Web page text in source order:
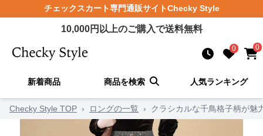
チェックスカート専門通販サイトChecky Style
10,000円以上のご購入で送料無料
0 0
新着商品 商品を検索 人気ランキング
Checky Style TOP › ロングの一覧 › クラシカルな千鳥格子柄が魅